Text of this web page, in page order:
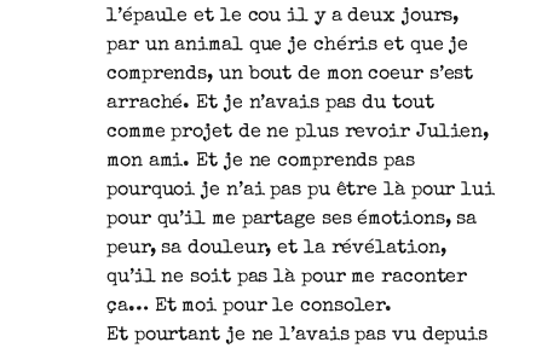
l’épaule et le cou il y a deux jours,
par un animal que je chéris et que je
comprends, un bout de mon coeur s’est
arraché. Et je n’avais pas du tout
comme projet de ne plus revoir Julien,
mon ami. Et je ne comprends pas
pourquoi je n’ai pas pu être là pour lui
pour qu’il me partage ses émotions, sa
peur, sa douleur, et la révélation,
qu’il ne soit pas là pour me raconter
ça… Et moi pour le consoler.
Et pourtant je ne l’avais pas vu depuis